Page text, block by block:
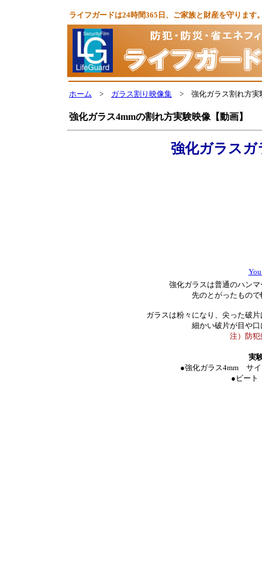
ライフガードは24時間365日、ご家族と財産を守りま
ホーム > ガラス割り映像集 > 強化ガラス割れ方
強化ガラス4mmの割れ方実験映像【動画】
強化ガラスガ
強化ガラスは普通のハン
先のとがったもの
ガラスは粉々になり、尖った破
細かい破片が目や
注）防
実
●強化ガラス4mm サイ
●ビート